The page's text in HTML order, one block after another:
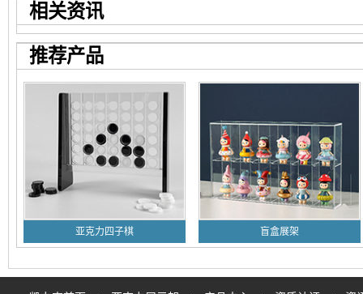
相关资讯
推荐产品
亚克力四子棋 盲盒展架